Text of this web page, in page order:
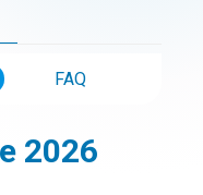
FAQ
2026